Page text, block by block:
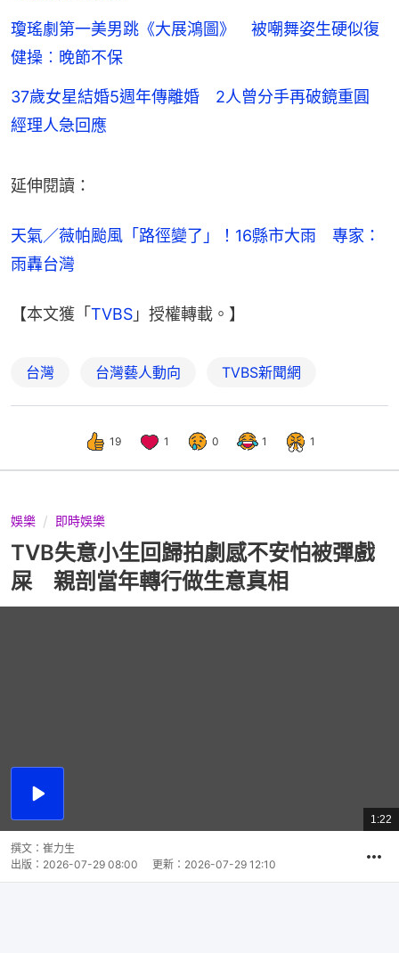
瓊瑤劇第一美男跳《大展鴻圖》 被嘲舞姿生硬似復
健操︰晚節不保
37歲女星結婚5週年傳離婚 2人曾分手再破鏡重圓
經理人急回應
延伸閱讀：
天氣／薇帕颱風「路徑變了」！16縣市大雨　專家：
雨轟台灣
【本文獲「TVBS 」授權轉載。】
台灣 台灣藝人動向 TVBS新聞網
19 1 0 1 1
娛樂 即時娛樂
TVB失意小生回歸拍劇感不安怕被彈戲
屎 親剖當年轉行做生意真相
播
總
共
1:22
撰文： 崔力生
出版： 2026-07-29 08:00 更新： 2026-07-29 12:10